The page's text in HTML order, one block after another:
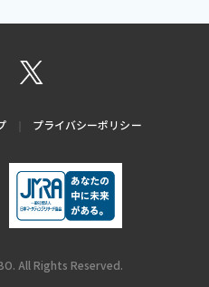
プライバシーポリシー
All Rights Reserved.